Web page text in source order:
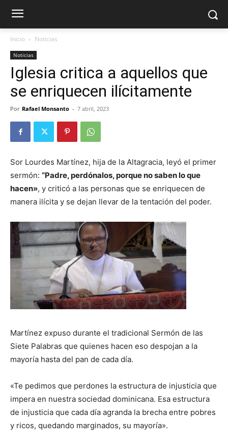
Inicio Noticias
Noticias
Iglesia critica a aquellos que
se enriquecen ilícitamente
Por Rafael Monsanto - 7 abril, 2023
Sor Lourdes Martínez, hija de la Altagracia, leyó el primer
sermón: “Padre, perdónalos, porque no saben lo que
hacen», y criticó a las personas que se enriquecen de
manera ilícita y se dejan llevar de la tentación del poder.
Martínez expuso durante el tradicional Sermón de las
Siete Palabras que quienes hacen eso despojan a la
mayoría hasta del pan de cada día.
«Te pedimos que perdones la estructura de injusticia que
impera en nuestra sociedad dominicana. Esa estructura
de injusticia que cada día agranda la brecha entre pobres
y ricos, quedando marginados, su mayoría».